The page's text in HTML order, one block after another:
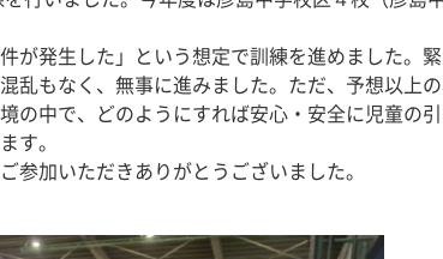
が発生した」という想定で訓練を進めました。
乱もなく、無事に進みました。ただ、予想以上
の中で、どのようにすれば安心・安全に児童の
す。
参加いただきありがとうございました。